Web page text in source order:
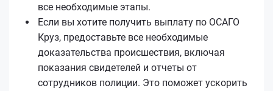
все необходимые этапы.
Если вы хотите получить выплату по ОСАГО
Круз, предоставьте все необходимые
доказательства происшествия, включая
показания свидетелей и отчеты от
сотрудников полиции. Это поможет ускорить